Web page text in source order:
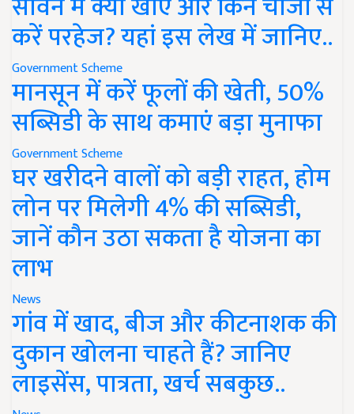
करें परहेज? यहां इस लेख में जानिए..
Government Scheme
मानसून में करें फूलों की खेती, 50%
सब्सिडी के साथ कमाएं बड़ा मुनाफा
Government Scheme
घर खरीदने वालों को बड़ी राहत, होम
लोन पर मिलेगी 4% की सब्सिडी,
जानें कौन उठा सकता है योजना का
लाभ
News
गांव में खाद, बीज और कीटनाशक की
दुकान खोलना चाहते हैं? जानिए
लाइसेंस, पात्रता, खर्च सबकुछ..